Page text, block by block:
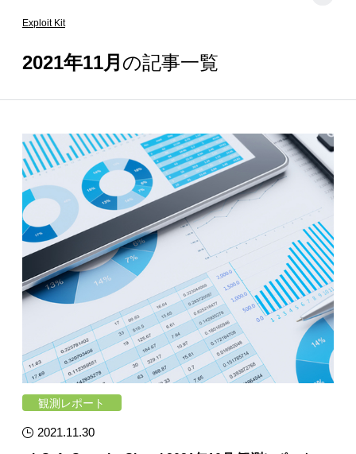
Exploit Kit
2021年11月 の記事一覧
観測レポート
2021.11.30